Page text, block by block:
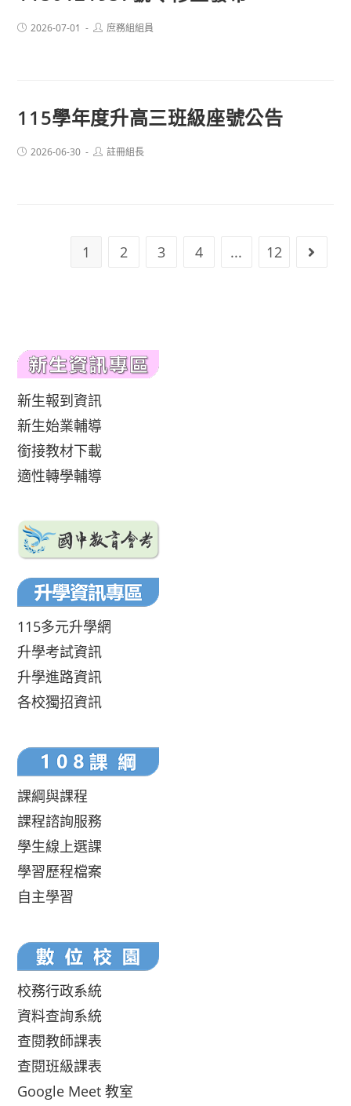
Post2026-07-01
Post庶務組組員
115學年度升高三班級座號公告
Post2026-06-30
Post註冊組長
1 2 3 4 ... 12 Go to
新生報到資訊
新生始業輔導
銜接教材下載
適性轉學輔導
115多元升學網
升學考試資訊
升學進路資訊
各校獨招資訊
課綱與課程
課程諮詢服務
學生線上選課
學習歷程檔案
自主學習
校務行政系統
資料查詢系統
查閱教師課表
查閱班級課表
Google Meet 教室